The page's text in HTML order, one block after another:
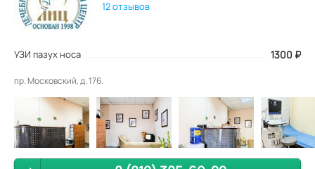
12 отзывов
УЗИ пазух носа 1300 ₽
пр. Московский, д. 176.